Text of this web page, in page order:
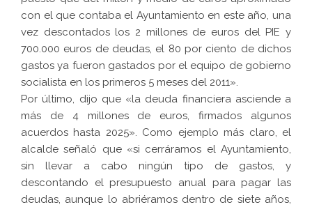
con el que contaba el Ayuntamiento en este año, una
vez descontados los 2 millones de euros del PIE y
700.000 euros de deudas, el 80 por ciento de dichos
gastos ya fueron gastados por el equipo de gobierno
socialista en los primeros 5 meses del 2011».
Por último, dijo que «la deuda financiera asciende a
más de 4 millones de euros, firmados algunos
acuerdos hasta 2025». Como ejemplo más claro, el
alcalde señaló que «si cerráramos el Ayuntamiento,
sin llevar a cabo ningún tipo de gastos, y
descontando el presupuesto anual para pagar las
deudas, aunque lo abriéramos dentro de siete años,